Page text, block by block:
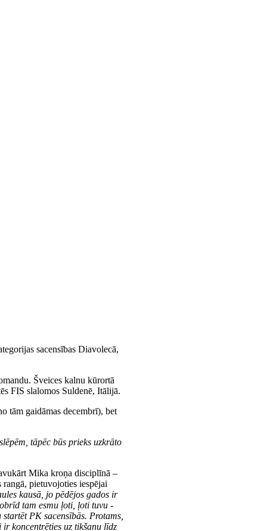
sacensības Diavolecā,
Šveices kalnu kūrortā
FIS slalomos Suldenē, Itālijā.
tām gaidāmas decembrī), bet
tāpēc būs prieks uzkrāto
Mika kroņa disciplīnā –
pietuvojoties iespējai
kausā, jo pēdējos gados ir
tam esmu ļoti, ļoti tuvu -
PK sacensībās. Protams,
koncentrēties uz tikšanu līdz